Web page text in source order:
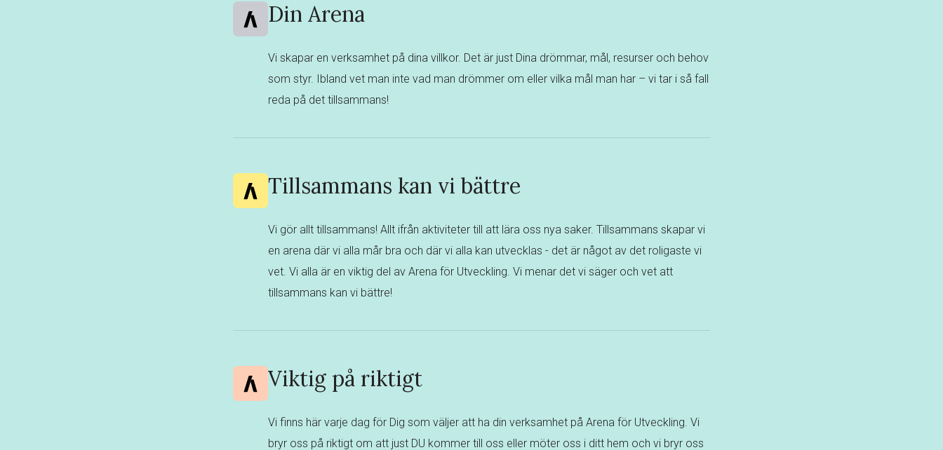
Din Arena
Vi skapar en verksamhet på dina villkor. Det är just Dina drömmar, mål, resurser och behov
som styr. Ibland vet man inte vad man drömmer om eller vilka mål man har – vi tar i så fall
reda på det tillsammans!
Tillsammans kan vi bättre
Vi gör allt tillsammans! Allt ifrån aktiviteter till att lära oss nya saker. Tillsammans skapar vi
en arena där vi alla mår bra och där vi alla kan utvecklas - det är något av det roligaste vi
vet. Vi alla är en viktig del av Arena för Utveckling. Vi menar det vi säger och vet att
tillsammans kan vi bättre!
Viktig på riktigt
Vi finns här varje dag för Dig som väljer att ha din verksamhet på Arena för Utveckling. Vi
bryr oss på riktigt om att just DU kommer till oss eller möter oss i ditt hem och vi bryr oss